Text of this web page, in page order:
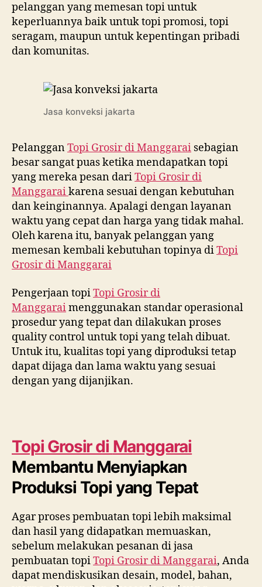
pelanggan yang memesan topi untuk
keperluannya baik untuk topi promosi, topi
seragam, maupun untuk kepentingan pribadi
dan komunitas.
Jasa konveksi jakarta
PelangganTopi Grosir diManggarai sebagian
besar sangat puas ketika mendapatkan topi
yang mereka pesan dariTopi Grosir di
Manggaraikarena sesuai dengan kebutuhan
dan keinginannya. Apalagi dengan layanan
waktu yang cepat dan harga yang tidak mahal.
Oleh karena itu, banyak pelanggan yang
memesan kembali kebutuhan topinya diTopi
Grosir diManggarai
Pengerjaan topiTopi Grosir di
Manggaraimenggunakan standar operasional
prosedur yang tepat dan dilakukan proses
quality control untuk topi yang telah dibuat.
Untuk itu, kualitas topi yang diproduksi tetap
dapat dijaga dan lama waktu yang sesuai
dengan yang dijanjikan.
Topi Grosir di Manggarai
Membantu Menyiapkan
Produksi Topi yang Tepat
Agar proses pembuatan topi lebih maksimal
dan hasil yang didapatkan memuaskan,
sebelum melakukan pesanan di jasa
pembuatan topiTopi Grosir diManggarai, Anda
dapat mendiskusikan desain, model, bahan,